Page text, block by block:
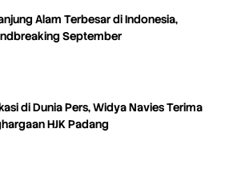
Alam Terbesar di Indonesia,
September
di Dunia Pers, Widya Navies Terima
HJK Padang